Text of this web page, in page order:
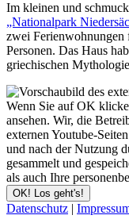
Im kleinen und
„Nationalpark
zwei Ferienwohnungen
Personen. Das Haus
griechischen
Wenn Sie auf OK
ansehen. Wir, die
externen Youtube-
und nach der Nutzung
gesammelt und
als auch Ihre
OK! Los geht's!
Datenschutz |